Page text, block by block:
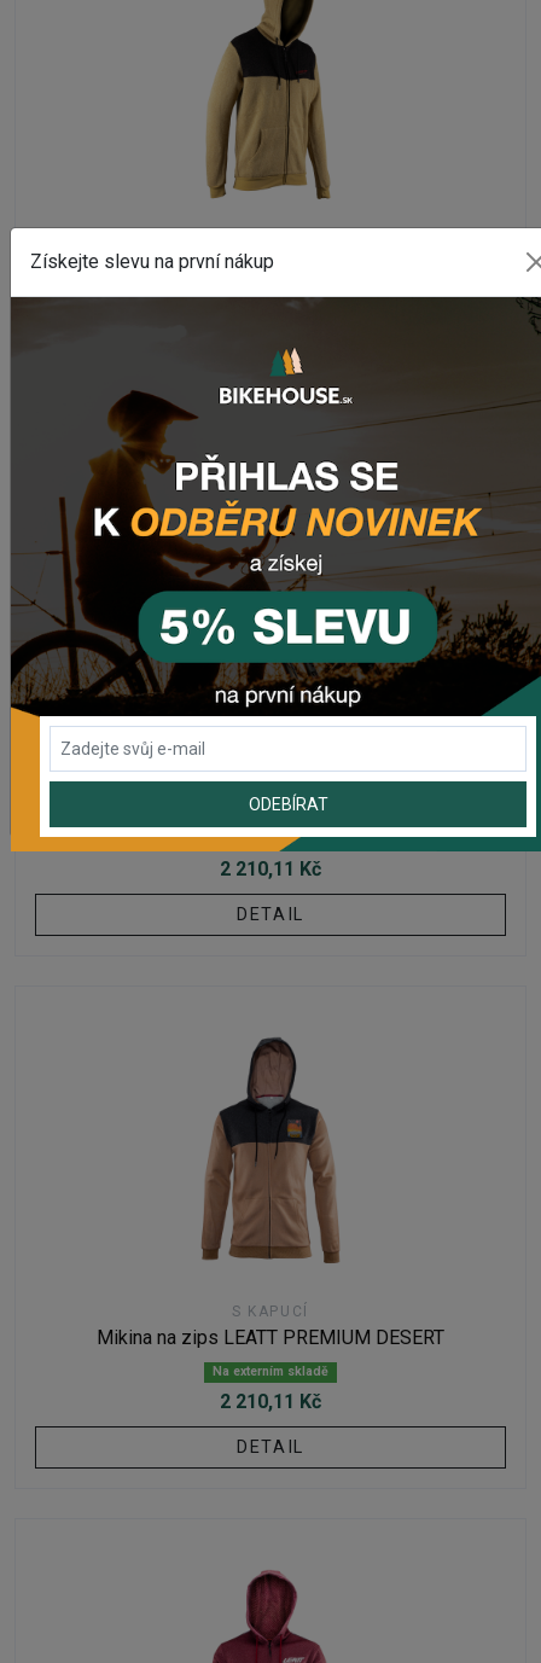
Mikina na zips LEATT TECH BRASS BROWN
Na externím skladě
DETAIL
S KAPUCÍ
Dámska mikina na zips LEATT PREMIUM STRIPES
Na externím skladě
2 210,11 Kč
DETAIL
S KAPUCÍ
Mikina na zips LEATT PREMIUM DESERT
Na externím skladě
2 210,11 Kč
DETAIL
Získejte slevu na první nákup
ODEBÍRAT